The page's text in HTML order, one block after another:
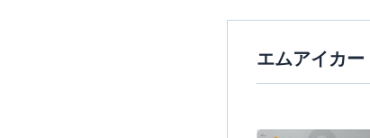
エムアイカー